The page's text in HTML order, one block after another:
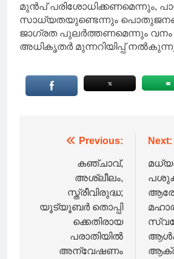
മുൻപ് പരിശോധിക്കണമെന്നും,
സാധ്യതയുണ്ടെന്നും
ജാഗ്രത പുലർത്തണമെന്നും വനം
അധികൃതർ മുന്നറിയിപ്പ്
navigation
Previous:
കഞ്ചാവ്,
അശ്ലീലം,
സ്ത്രീവിരുദ്ധ;
യൂട്യൂബർ തൊപ്പി
ക്കെതിരായ
പരാതിയിൽ
അന്വേഷണം
Next: